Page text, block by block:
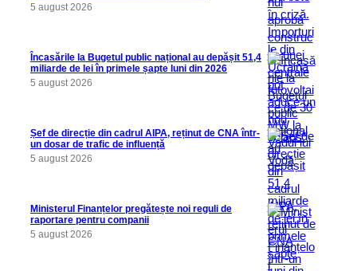
5 august 2026
Încasările la Bugetul public național au depășit 51,4
miliarde de lei în primele șapte luni din 2026
5 august 2026
Șef de direcție din cadrul AIPA, reținut de CNA într-
un dosar de trafic de influență
5 august 2026
Ministerul Finanțelor pregătește noi reguli de
raportare pentru companii
5 august 2026